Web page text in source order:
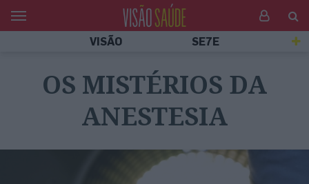
VISÃO SE7E
OS MISTÉRIOS DA
ANESTESIA